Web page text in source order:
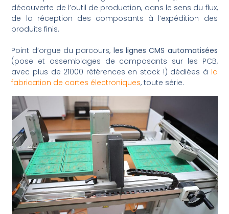
découverte de l’outil de production, dans le sens du flux,
de la réception des composants à l’expédition des
produits finis.
Point d’orgue du parcours, les lignes CMS automatisées
(pose et assemblages de composants sur les PCB,
avec plus de 21000 références en stock !) dédiées à la
fabrication de cartes électroniques, toute série.